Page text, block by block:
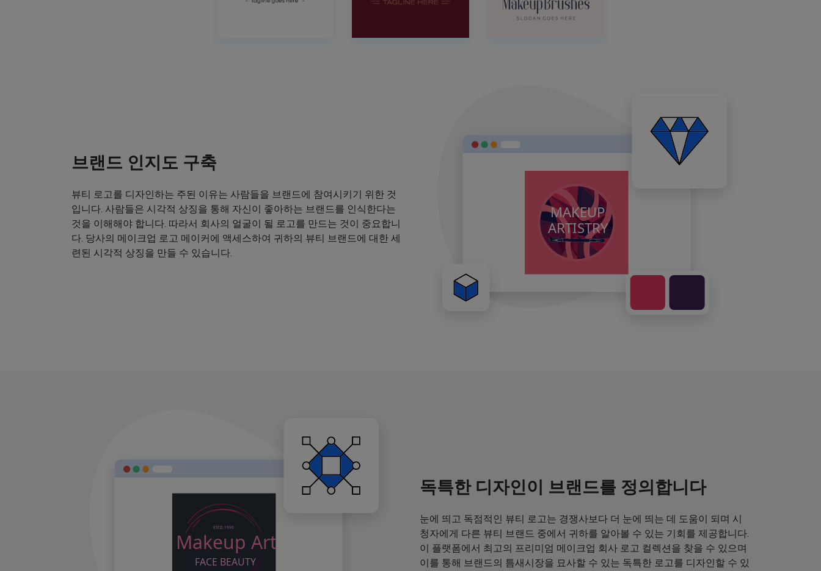
브랜드 인지도 구축
뷰티 로고를 디자인하는 주된 이유는 사람들을 브랜드에 참여시키기 위한 것
입니다. 사람들은 시각적 상징을 통해 자신이 좋아하는 브랜드를 인식한다는
것을 이해해야 합니다. 따라서 회사의 얼굴이 될 로고를 만드는 것이 중요합니
다. 당사의 메이크업 로고 메이커에 액세스하여 귀하의 뷰티 브랜드에 대한 세
련된 시각적 상징을 만들 수 있습니다.
독특한 디자인이 브랜드를 정의합니다
눈에 띄고 독점적인 뷰티 로고는 경쟁사보다 더 눈에 띄는 데 도움이 되며 시
청자에게 다른 뷰티 브랜드 중에서 귀하를 알아볼 수 있는 기회를 제공합니다.
이 플랫폼에서 최고의 프리미엄 메이크업 회사 로고 컬렉션을 찾을 수 있으며
이를 통해 브랜드의 틈새시장을 묘사할 수 있는 독특한 로고를 디자인할 수 있